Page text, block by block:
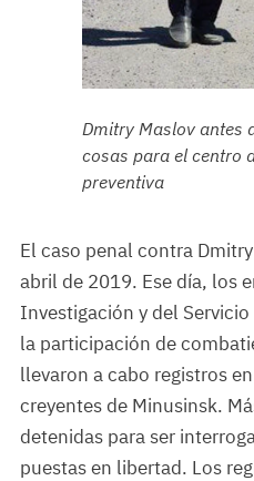
Dmitry Maslov antes
cosas para el centro
preventiva
El caso penal contra
abril de 2019. Ese día, los
Investigación y del
la participación de
llevaron a cabo registros
creyentes de Minusinsk.
detenidas para ser
puestas en libertad. Los